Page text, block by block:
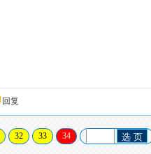
回复
32 33 34 选 页